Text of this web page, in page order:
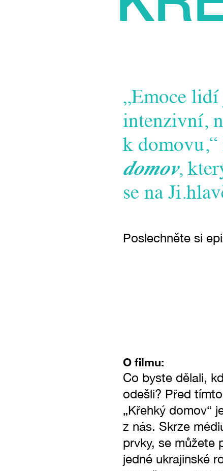
„Emoce
intenzivní,
k
domov,
se na
Poslechněte si
O filmu:
Co byste dělali,
odešli? Před
„Křehký domov“
z nás. Skrze
prvky, se můžete
jedné ukrajinské